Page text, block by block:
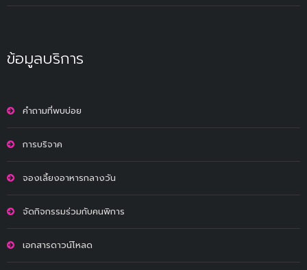
ข้อมูลบริการ
คำถามที่พบบ่อย
การบริจาค
จองเลี้ยงอาหารกลางวัน
จัดกิจกรรมร่วมกับคนพิการ
เอกสารดาวน์โหลด